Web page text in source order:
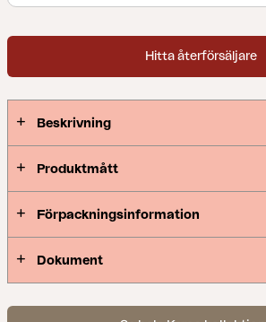
Hitta återförsäljare
Beskrivning
Produktmått
Förpackningsinformation
Dokument